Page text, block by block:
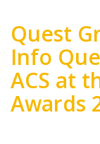
Quest
Info
ACS at
Awards